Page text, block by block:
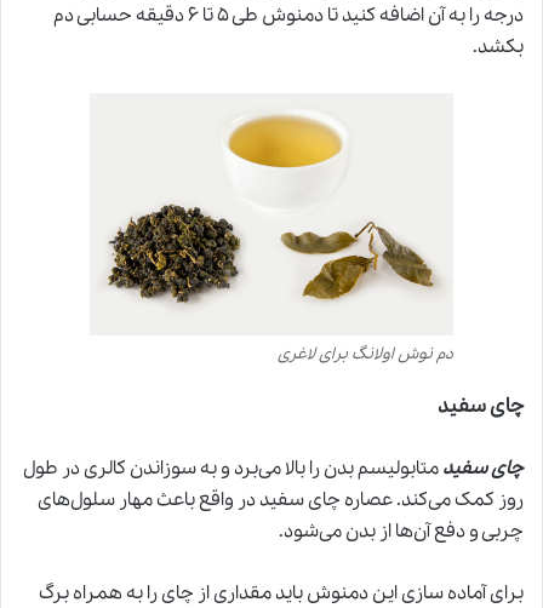
درجه را به آن اضافه کنید تا دمنوش طی ۵ تا ۶ دقیقه حسابی دم
بکشد.
دم نوش اولانگ برای لاغری
چای سفید
چای سفیدمتابولیسم بدن را بالا می‌برد و به سوزاندن کالری در طول
روز کمک می‌کند. عصاره‌ چای سفید در واقع باعث مهار سلول‌های
چربی و دفع آن‌ها از بدن می‌شود.
برای آماده سازی این دمنوش باید مقداری از چای را به همراه برگ